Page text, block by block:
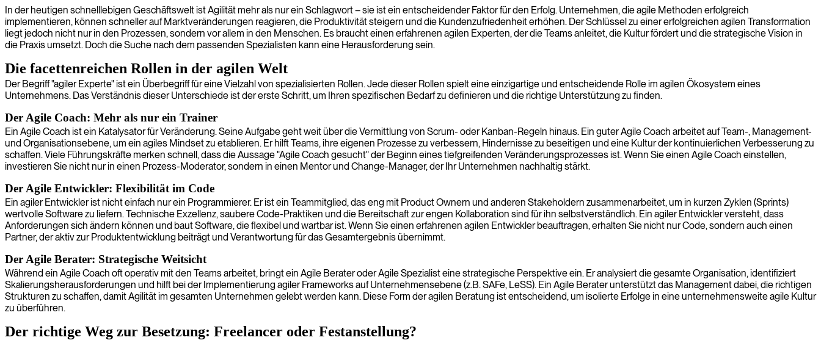
Wir bringen erfahrene agile Projektmanager, um Ihre Lieferungen zu optimieren und die Teamzusammenarbeit durch effiziente Planung und Sprint-Management zu stärken.
In der heutigen schnelllebigen Geschäftswelt ist Agilität mehr als nur ein Schlagwort – sie ist ein entscheidender Faktor für den Erfolg. Unternehmen, die agile Methoden erfolgreich
implementieren, können schneller auf Marktveränderungen reagieren, die Produktivität steigern und die Kundenzufriedenheit erhöhen. Der Schlüssel zu einer erfolgreichen agilen Transformation
liegt jedoch nicht nur in den Prozessen, sondern vor allem in den Menschen. Es braucht einen erfahrenen agilen Experten, der die Teams anleitet, die Kultur fördert und die strategische Vision in
die Praxis umsetzt. Doch die Suche nach dem passenden Spezialisten kann eine Herausforderung sein.
Die facettenreichen Rollen in der agilen Welt
Der Begriff "agiler Experte" ist ein Überbegriff für eine Vielzahl von spezialisierten Rollen. Jede dieser Rollen spielt eine einzigartige und entscheidende Rolle im agilen Ökosystem eines
Unternehmens. Das Verständnis dieser Unterschiede ist der erste Schritt, um Ihren spezifischen Bedarf zu definieren und die richtige Unterstützung zu finden.
Der Agile Coach: Mehr als nur ein Trainer
Ein Agile Coach ist ein Katalysator für Veränderung. Seine Aufgabe geht weit über die Vermittlung von Scrum- oder Kanban-Regeln hinaus. Ein guter Agile Coach arbeitet auf Team-, Management-
und Organisationsebene, um ein agiles Mindset zu etablieren. Er hilft Teams, ihre eigenen Prozesse zu verbessern, Hindernisse zu beseitigen und eine Kultur der kontinuierlichen Verbesserung zu
schaffen. Viele Führungskräfte merken schnell, dass die Aussage "Agile Coach gesucht" der Beginn eines tiefgreifenden Veränderungsprozesses ist. Wenn Sie einen Agile Coach einstellen,
investieren Sie nicht nur in einen Prozess-Moderator, sondern in einen Mentor und Change-Manager, der Ihr Unternehmen nachhaltig stärkt.
Der Agile Entwickler: Flexibilität im Code
Ein agiler Entwickler ist nicht einfach nur ein Programmierer. Er ist ein Teammitglied, das eng mit Product Ownern und anderen Stakeholdern zusammenarbeitet, um in kurzen Zyklen (Sprints)
wertvolle Software zu liefern. Technische Exzellenz, saubere Code-Praktiken und die Bereitschaft zur engen Kollaboration sind für ihn selbstverständlich. Ein agiler Entwickler versteht, dass
Anforderungen sich ändern können und baut Software, die flexibel und wartbar ist. Wenn Sie einen erfahrenen agilen Entwickler beauftragen, erhalten Sie nicht nur Code, sondern auch einen
Partner, der aktiv zur Produktentwicklung beiträgt und Verantwortung für das Gesamtergebnis übernimmt.
Der Agile Berater: Strategische Weitsicht
Während ein Agile Coach oft operativ mit den Teams arbeitet, bringt ein Agile Berater oder Agile Spezialist eine strategische Perspektive ein. Er analysiert die gesamte Organisation, identifiziert
Skalierungsherausforderungen und hilft bei der Implementierung agiler Frameworks auf Unternehmensebene (z.B. SAFe, LeSS). Ein Agile Berater unterstützt das Management dabei, die richtigen
Strukturen zu schaffen, damit Agilität im gesamten Unternehmen gelebt werden kann. Diese Form der agilen Beratung ist entscheidend, um isolierte Erfolge in eine unternehmensweite agile Kultur
zu überführen.
Der richtige Weg zur Besetzung: Freelancer oder Festanstellung?